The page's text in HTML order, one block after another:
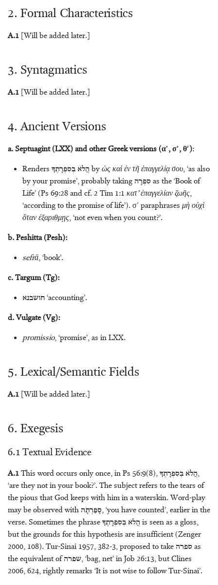
מָשִׁיחַ - anointed one
מֶשֶׁךְ - bag
Headdress
Honour
Light
Metals
Morality
Servitude
Toponyms
Transport
Tribute
Weather
Weight
M.D. Koster
Eric Peels
Paul Sanders
M. Patrizia Sciumbata
Haposan Cornelius Sinaga
Klaas A. D. Smelik
Chiara Stornaiuolo
T. Jonathan Stökl
Bas ter Haar Romeny
Jacques T.A.G.M. van Ruiten
Archibald L.H.M. van
Bertus van ’t Veld
Klaas R. Veenhof
Geert Jan Veldman
Arian Verheij
Alice Wood
2. Formal Characteristics
A.1 [Will be added later.]
3. Syntagmatics
A.1 [Will be added later.]
4. Ancient Versions
a. Septuagint (LXX) and other Greek versions (αʹ, σʹ, θʹ):
Renders בְּסִפְרָתֶךָ הֲלׂא byὡς καὶ ἐν τῆ ἐπαγγελίᾳ σου, ‘as also
by your promise’, probably taking סִפְרָהas the ‘Book of
Life’ (Ps 69:28 and cf. 2 Tim 1:1 κατ’ ἐπαγγελίαν ζωῆς,
‘according to the promise of life’). σ´ paraphrases μὴ οὐχὶ
ὅταν ἐξαριθμῃς, ‘not even when you count?’.
b. Peshitta (Pesh):
sefrā, ‘book’.
c. Targum (Tg):
חושבנא‘accounting’.
d. Vulgate (Vg):
promissio, ‘promise’, as in LXX.
5. Lexical/Semantic Fields
A.1 [Will be added later.]
6. Exegesis
6.1 Textual Evidence
A.1This word occurs only once, in Ps 56:9(8),בְּסִפְרָתֶךָ הֲלׂא,
‘are they not in your book?’. The subject refers to the tears of
the pious that God keeps with him in a waterskin. Word-play
may be observed with סָפַרְתָֹּה, ‘you have counted’, earlier in the
verse. Sometimes the phraseבְּסִפְרָתֶךָ הֲלׂא is seen as a gloss,
but the grounds for this hypothesis are insufficient (Zenger
2000, 108). Tur-Sinai 1957, 382-3, proposed to take ספרהas
the equivalent ofשפרה, ‘bag, net’ in Job 26:13, but Clines
2006, 624, rightly remarks ‘It is not wise to follow Tur-Sinai’.